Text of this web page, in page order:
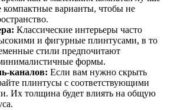
компактные варианты, чтобы не
Классические интерьеры часто
и фигурные плинтусами, в то
стили предпочитают
формы.
каналов: Если вам нужно скрыть
плинтусы с соответствующими
Их толщина будет влиять на общую